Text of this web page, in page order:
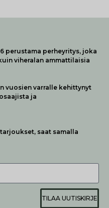
perustama perheyritys, joka
viheralan ammattilaisia
vuosien varralle kehittynyt
ja
saat samalla
TILAA UUTISKIRJE